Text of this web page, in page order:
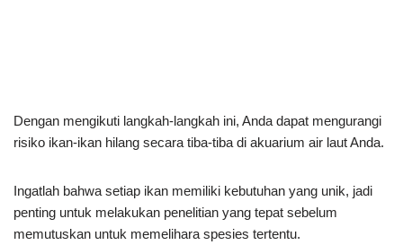
Dengan mengikuti langkah-langkah ini, Anda dapat mengurangi
risiko ikan-ikan hilang secara tiba-tiba di akuarium air laut Anda.
Ingatlah bahwa setiap ikan memiliki kebutuhan yang unik, jadi
penting untuk melakukan penelitian yang tepat sebelum
memutuskan untuk memelihara spesies tertentu.